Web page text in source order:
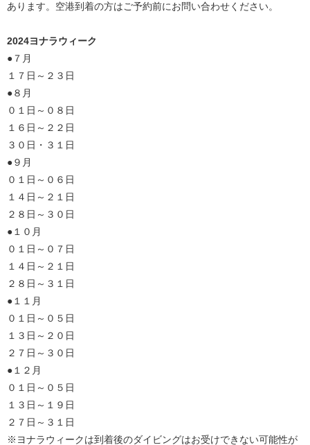
あります。空港到着の方はご予約前にお問い合わせください。
2024ヨナラウィーク
●７月
１７日～２３日
●８月
０１日～０８日
１６日～２２日
３０日・３１日
●９月
０１日～０６日
１４日～２１日
２８日～３０日
●１０月
０１日～０７日
１４日～２１日
２８日～３１日
●１１月
０１日～０５日
１３日～２０日
２７日～３０日
●１２月
０１日～０５日
１３日～１９日
２７日～３１日
※ヨナラウィークは到着後のダイビングはお受けできない可能性が